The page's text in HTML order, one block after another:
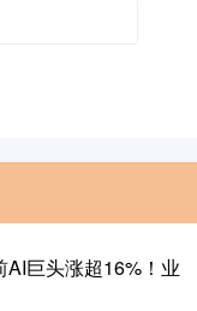
巨头涨超16%！业